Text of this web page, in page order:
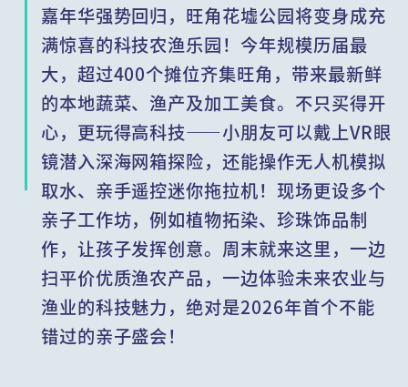
嘉年华强势回归，旺角花墟公园将变身成充
满惊喜的科技农渔乐园！今年规模历届最
大，超过400个摊位齐集旺角，带来最新鲜
的本地蔬菜、渔产及加工美食。不只买得开
心，更玩得高科技——小朋友可以戴上VR眼
镜潜入深海网箱探险，还能操作无人机模拟
取水、亲手遥控迷你拖拉机！现场更设多个
亲子工作坊，例如植物拓染、珍珠饰品制
作，让孩子发挥创意。周末就来这里，一边
扫平价优质渔农产品，一边体验未来农业与
渔业的科技魅力，绝对是2026年首个不能
错过的亲子盛会！